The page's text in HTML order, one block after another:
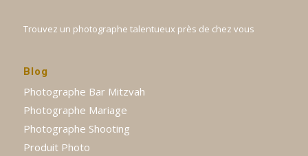
Trouvez un photographe talentueux près de chez vous
Blog
Photographe Bar Mitzvah
Photographe Mariage
Photographe Shooting
Produit Photo